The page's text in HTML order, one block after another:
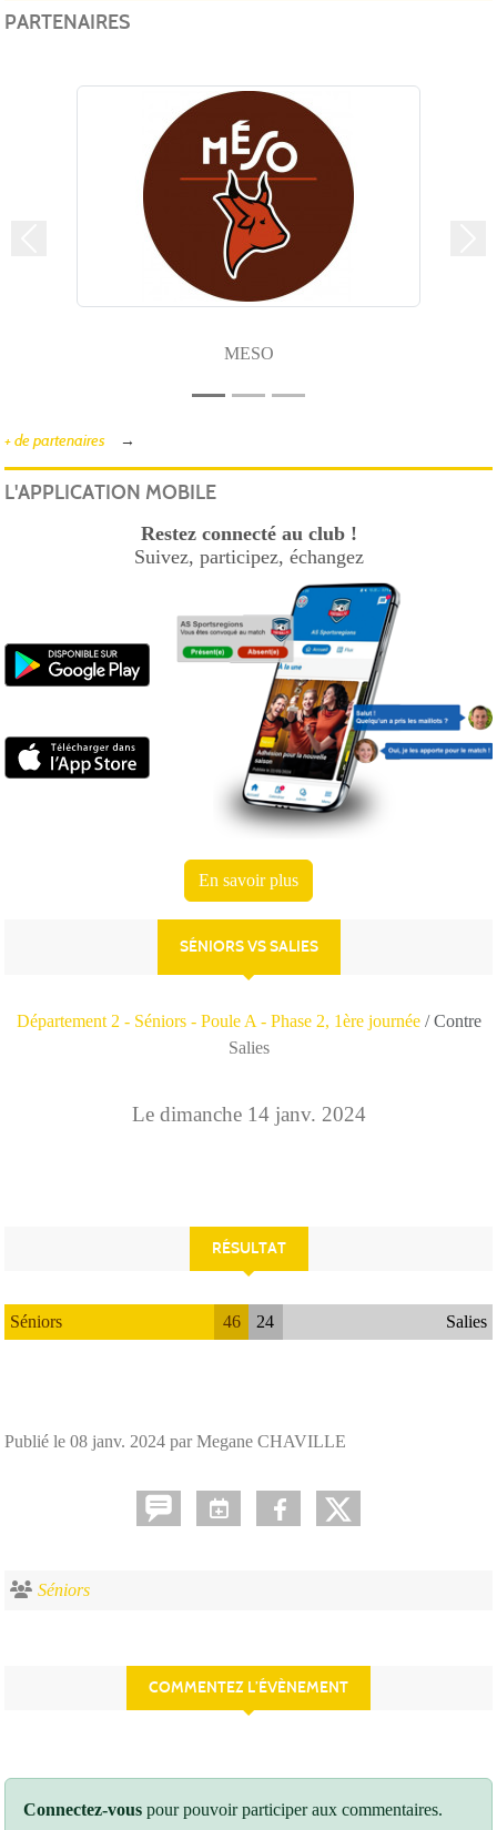
SÉNIORS VS SALIES
Département 2 - Séniors - Poule A - Phase 2, 1ère journée / Contre
Salies
Le dimanche 14 janv. 2024
RÉSULTAT
Séniors 46 24 Salies
Publié le 08 janv. 2024 par Megane CHAVILLE
Séniors
COMMENTEZ L’ÉVÈNEMENT
Connectez-vous pour pouvoir participer aux commentaires.
PARTENAIRES
MESO
+ de partenaires
L'APPLICATION MOBILE
Restez connecté au club !
Suivez, participez, échangez
En savoir plus